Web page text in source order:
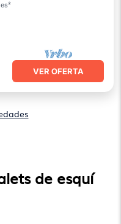
VER OFERTA
de esquí